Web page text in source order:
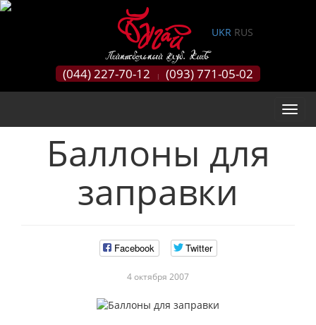
UKR RUS
(044) 227-70-12 | (093) 771-05-02
Баллоны для
заправки
Facebook Twitter
4 октября 2007